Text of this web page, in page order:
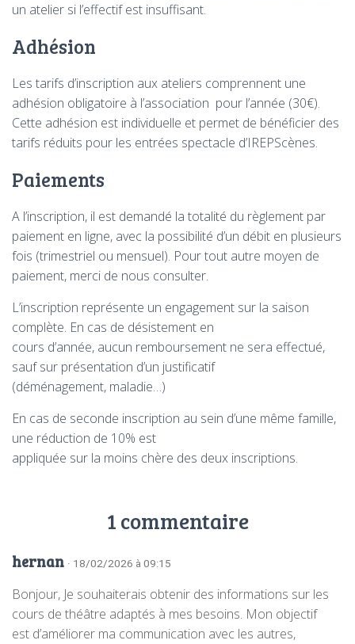
un atelier si l’effectif est insuffisant.
Adhésion
Les tarifs d’inscription aux ateliers comprennent une
adhésion obligatoire à l’association pour l’année (30€).
Cette adhésion est individuelle et permet de bénéficier des
tarifs réduits pour les entrées spectacle d’IREPScènes.
Paiements
A l’inscription, il est demandé la totalité du règlement par
paiement en ligne, avec la possibilité d’un débit en plusieurs
fois (trimestriel ou mensuel). Pour tout autre moyen de
paiement, merci de nous consulter.
L’inscription représente un engagement sur la saison
complète. En cas de désistement en
cours d’année, aucun remboursement ne sera effectué,
sauf sur présentation d’un justificatif
(déménagement, maladie…)
En cas de seconde inscription au sein d’une même famille,
une réduction de 10% est
appliquée sur la moins chère des deux inscriptions.
1 commentaire
hernan · 18/02/2026 à 09:15
Bonjour, Je souhaiterais obtenir des informations sur les
cours de théâtre adaptés à mes besoins. Mon objectif
est d’améliorer ma communication avec les autres,